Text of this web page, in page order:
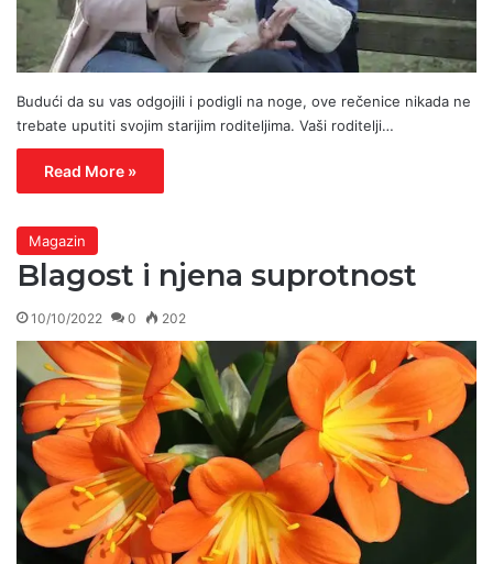
Budući da su vas odgojili i podigli na noge, ove rečenice nikada ne
trebate uputiti svojim starijim roditeljima. Vaši roditelji…
Read More »
Magazin
Blagost i njena suprotnost
10/10/2022 0 202